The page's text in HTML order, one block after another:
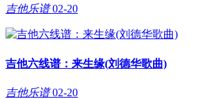
吉他乐谱 02-20
吉他六线谱：来生缘(刘德华歌曲)
吉他乐谱 02-20